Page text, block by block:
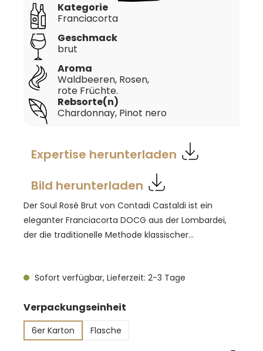
Kategorie
Franciacorta
Geschmack
brut
Aroma
Waldbeeren, Rosen,
rote Früchte.
Rebsorte(n)
Chardonnay, Pinot nero
Expertise herunterladen
Bild herunterladen
Der Soul Rosé Brut von Contadi Castaldi ist ein
eleganter Franciacorta DOCG aus der Lombardei,
der die traditionelle Methode klassischer
typischen Stilistik der Franciacorta mit lebhafter
präsentiert sich in einem zarten Roséton mit feiner,
anhaltender Perlage. In der Nase verbinden sich
frische Aromen von Waldbeeren, Rosenblüten und
Sofort verfügbar, Lieferzeit: 2-3 Tage
Verpackungseinheit
6er Karton Flasche